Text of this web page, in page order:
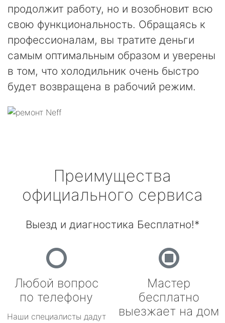
продолжит работу, но и возобновит всю
свою функциональность. Обращаясь к
профессионалам, вы тратите деньги
самым оптимальным образом и уверены
в том, что холодильник очень быстро
будет возвращена в рабочий режим.
Преимущества
официального сервиса
Выезд и диагностика Бесплатно!*
Любой вопрос
по телефону
Наши специалисты дадут
Мастер
бесплатно
выезжает на дом